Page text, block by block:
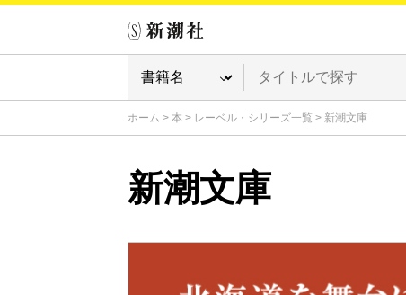
ホーム > 本 > レーベル・シリーズ一覧 > 新潮文庫
新潮文庫